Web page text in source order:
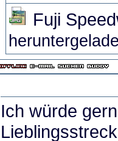
Fuji
Ich würde